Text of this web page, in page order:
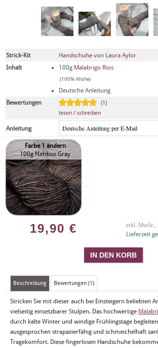
Strick-Kit Handschuhe von Laura Aylor
Inhalt
100g Malabrigo Rios
(100% Wolle)
Deutsche Anleitung
Bewertungen
(1)
lesen / schreiben
Anleitung
Farbe 1 ändern
100g Nimbus Gray
19,90 € inkl. MwSt ,
Lieferzeit
Beschreibung Bewertungen (1)
Stricken Sie mit dieser auch bei Einsteigern beliebten
vielseitig einsetzbarer Stulpen. Das hochwertige
durch kalte Winter und windige Frühlingstage
ausgesprochen strapazierfähig und schmeichelhaft
Tragekomfort. Diese fingerlosen Handschuhe